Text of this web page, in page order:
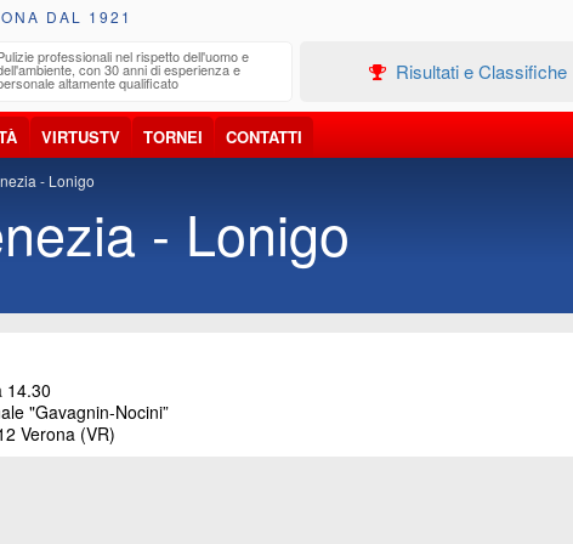
DAL 1921
professionali nel rispetto dell'uomo e
con 30 anni di esperienza e
altamente qualificato Risultati e Classifiche
VIRTUSTV TORNEI CONTATTI
- Lonigo
- Lonigo
14.30
"Gavagnin-Nocini”
Verona (VR)